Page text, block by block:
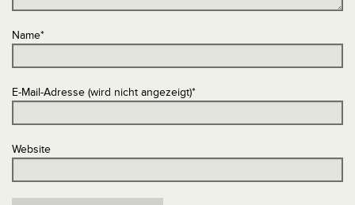
Name*
E-Mail-Adresse (wird nicht angezeigt)*
Website